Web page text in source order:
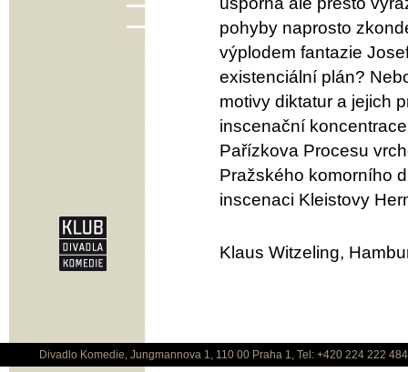
pohyby naprosto
výplodem fantazie
existenciální plán?
motivy diktatur a jejich
inscenační
Pařízkova Procesu
Pražského komorního
inscenaci Kleistovy
Klaus Witzeling,
Divadlo Komedie, Jungmannova 1, 110 00 Praha 1, Tel: +420 224 222